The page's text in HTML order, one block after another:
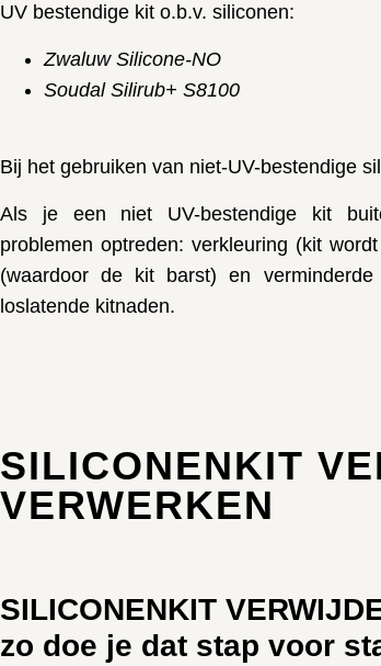
UV bestendige kit o.b.v. siliconen:
Zwaluw Silicone-NO
Soudal Silirub+ S8100
Bij het gebruiken van niet-UV-bestendige
Als je een niet UV-bestendige kit
problemen optreden: verkleuring (kit
(waardoor de kit barst) en
loslatende kitnaden.
SILICONENKIT
VERWERKEN
SILICONENKIT
zo doe je dat stap voor